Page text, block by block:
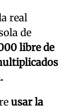
real
de
libre de
usar la